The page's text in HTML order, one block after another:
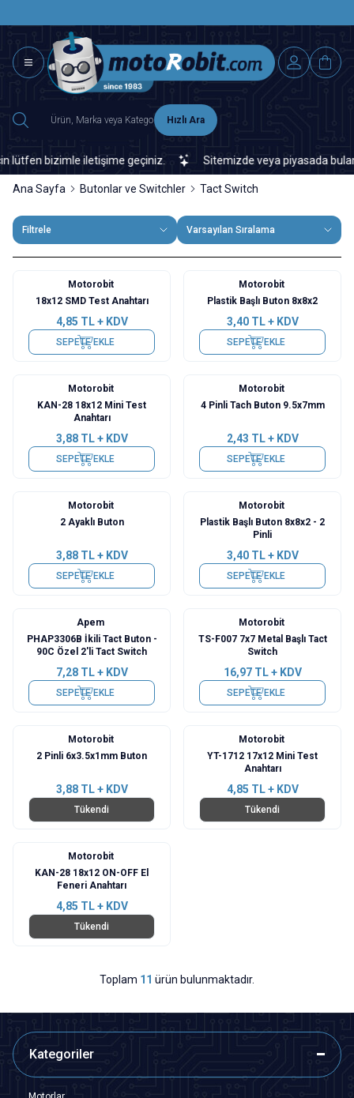
Hızlı Ara
bizimle iletişime geçiniz. Sitemizde veya piyasada
Ana Sayfa Butonlar ve Switchler Tact Switch
Filtrele Varsayılan Sıralama
Motorobit
18x12 SMD Test Anahtarı
4,85 TL + KDV
SEPETE EKLE
Motorobit
Plastik Başlı Buton 8x8x2
3,40TL + KDV
SEPETE EKLE
Motorobit
KAN-28 18x12 Mini Test
Anahtarı
3,88TL + KDV
SEPETE EKLE
Motorobit
4 Pinli Tach Buton 9.5x7mm
2,43 TL + KDV
SEPETE EKLE
Motorobit
2 Ayaklı Buton
3,88TL + KDV
SEPETE EKLE
Motorobit
Plastik Başlı Buton 8x8x2 - 2
Pinli
3,40TL + KDV
SEPETE EKLE
Apem
PHAP3306B İkili Tact Buton -
90C Özel 2'li Tact Switch
7,28TL + KDV
SEPETE EKLE
Motorobit
TS-F007 7x7 Metal Başlı Tact
Switch
16,97TL + KDV
SEPETE EKLE
Motorobit
2 Pinli 6x3.5x1mm Buton
3,88TL + KDV
Tükendi
Motorobit
YT-1712 17x12 Mini Test
Anahtarı
4,85 TL + KDV
Tükendi
Motorobit
KAN-28 18x12 ON-OFF El
Feneri Anahtarı
4,85 TL + KDV
Tükendi
Toplam 11 ürün bulunmaktadır.
Kategoriler